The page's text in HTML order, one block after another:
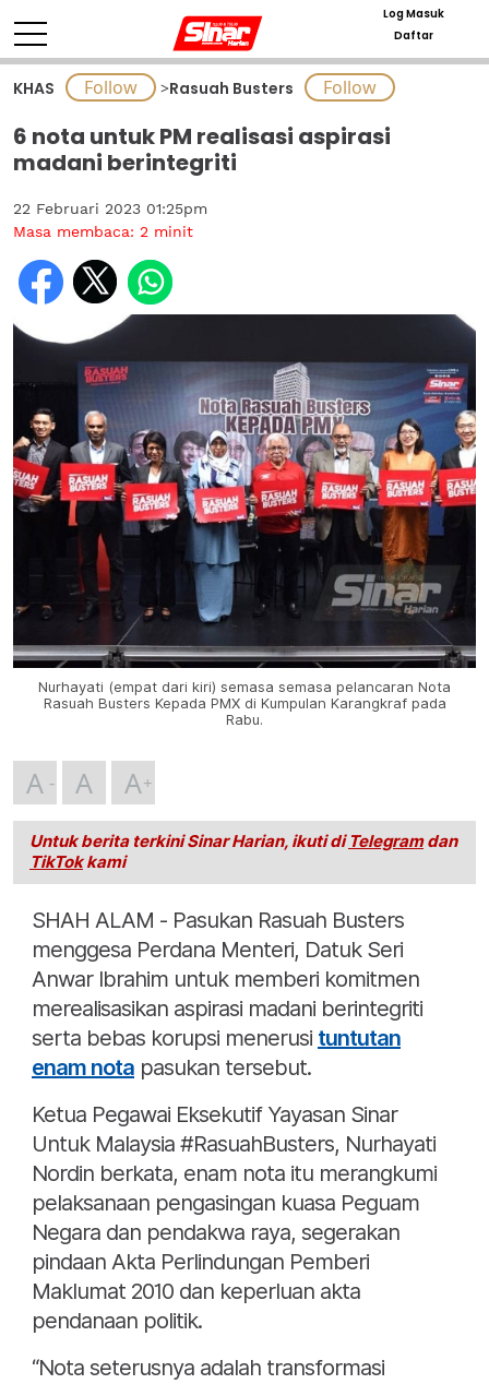
Log Masuk
Daftar
KHAS >Rasuah Busters
6 nota untuk PM realisasi aspirasi
madani berintegriti
22 Februari 2023 01:25pm
Masa membaca: 2 minit
Nurhayati (empat dari kiri) semasa semasa pelancaran Nota
Rasuah Busters Kepada PMX di Kumpulan Karangkraf pada
Rabu.
A A A
Untuk berita terkini Sinar Harian, ikuti di Telegramdan
TikTokkami
SHAH ALAM - Pasukan Rasuah Busters
menggesa Perdana Menteri, Datuk Seri
Anwar Ibrahim untuk memberi komitmen
merealisasikan aspirasi madani berintegriti
serta bebas korupsi menerusi tuntutan
enam nota pasukan tersebut.
Ketua Pegawai Eksekutif Yayasan Sinar
Untuk Malaysia #RasuahBusters, Nurhayati
Nordin berkata, enam nota itu merangkumi
pelaksanaan pengasingan kuasa Peguam
Negara dan pendakwa raya, segerakan
pindaan Akta Perlindungan Pemberi
Maklumat 2010 dan keperluan akta
pendanaan politik.
“Nota seterusnya adalah transformasi